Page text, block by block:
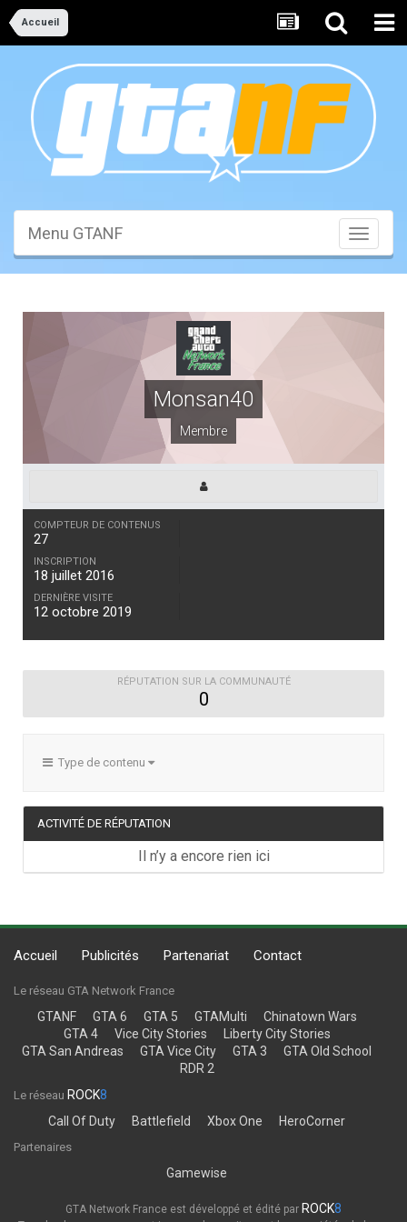
Accueil
Toggle
Menu GTANF
Monsan40
Membre
COMPTEUR DE CONTENUS
27
INSCRIPTION
18 juillet 2016
DERNIÈRE VISITE
12 octobre 2019
RÉPUTATION SUR LA COMMUNAUTÉ
0
Type de contenu
ACTIVITÉ DE RÉPUTATION
Il n’y a encore rien ici
Accueil Publicités Partenariat Contact
Le réseau GTA Network France
GTANF GTA 6 GTA 5 GTAMulti
Chinatown Wars
GTA 4
Vice City Stories
Liberty City Stories
GTA San Andreas
GTA Vice City GTA 3
GTA Old School
RDR 2
Le réseau ROCK8
Call Of Duty
Battlefield Xbox One HeroCorner
Partenaires
Gamewise
GTA Network France est développé et édité par ROCK8